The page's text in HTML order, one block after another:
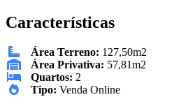
Características
Área Terreno: 127,50m2
Área Privativa: 57,81m2
Quartos: 2
Tipo: Venda Online